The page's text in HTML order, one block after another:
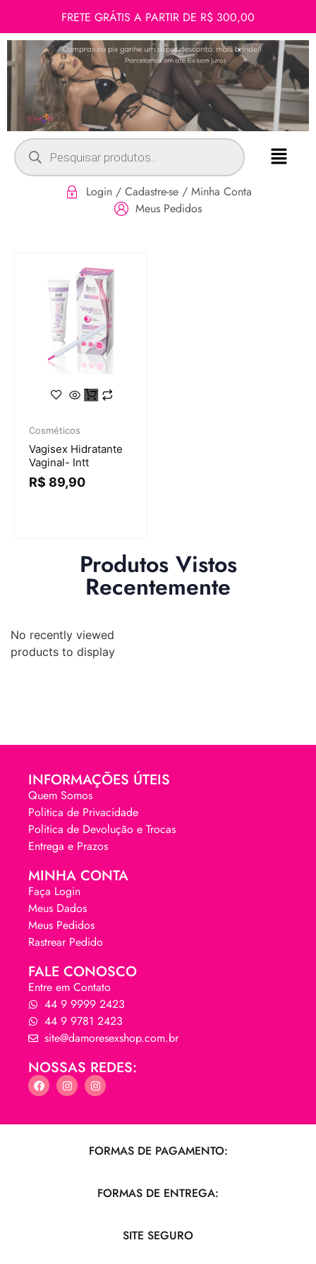
FRETE GRÁTIS A PARTIR DE R$ 300,00
Login / Cadastre-se / Minha Conta
Meus Pedidos
Cosméticos
Vagisex Hidratante
Vaginal- Intt
R$ 89,90
Produtos Vistos
Recentemente
No recently viewed
products to display
INFORMAÇÕES ÚTEIS
Quem Somos
Politica de Privacidade
Politica de Devolução e Trocas
Entrega e Prazos
MINHA CONTA
Faça Login
Meus Dados
Meus Pedidos
Rastrear Pedido
FALE CONOSCO
Entre em Contato
44 9 9999 2423
44 9 9781 2423
site@damoresexshop.com.br
NOSSAS REDES:
FORMAS DE PAGAMENTO:
FORMAS DE ENTREGA:
SITE SEGURO